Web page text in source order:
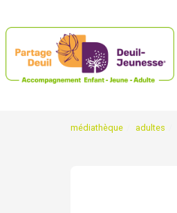
médiathèque adultes